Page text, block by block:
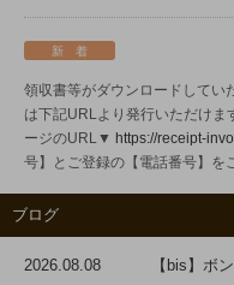
新 着
領収書等がダウンロードしてい
は下記URLより発行いただけま
ージのURL▼ https://receipt-
号】とご登録の【電話番号】を
ブログ